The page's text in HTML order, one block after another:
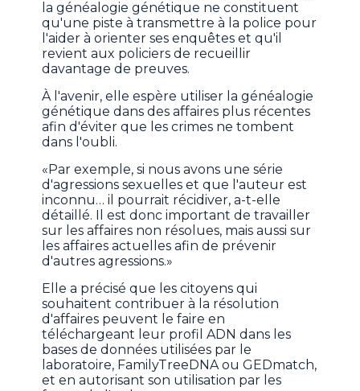
la généalogie génétique ne constituent
qu'une piste à transmettre à la police pour
l'aider à orienter ses enquêtes et qu'il
revient aux policiers de recueillir
davantage de preuves.
À l'avenir, elle espère utiliser la généalogie
génétique dans des affaires plus récentes
afin d'éviter que les crimes ne tombent
dans l'oubli.
«Par exemple, si nous avons une série
d'agressions sexuelles et que l'auteur est
inconnu… il pourrait récidiver, a-t-elle
détaillé. Il est donc important de travailler
sur les affaires non résolues, mais aussi sur
les affaires actuelles afin de prévenir
d'autres agressions.»
Elle a précisé que les citoyens qui
souhaitent contribuer à la résolution
d'affaires peuvent le faire en
téléchargeant leur profil ADN dans les
bases de données utilisées par le
laboratoire, FamilyTreeDNA ou GEDmatch,
et en autorisant son utilisation par les